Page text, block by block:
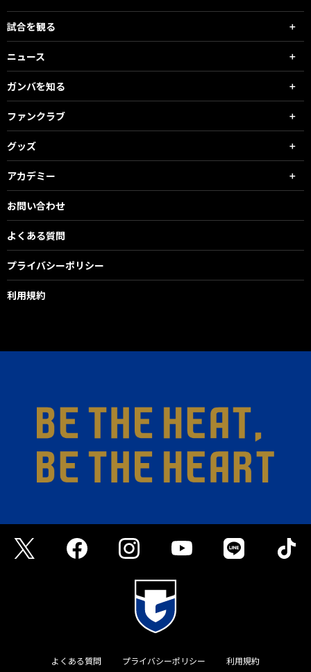
試合を観る
ニュース
ガンバを知る
ファンクラブ
グッズ
アカデミー
お問い合わせ
よくある質問
プライバシーポリシー
利用規約
よくある質問 プライバシーポリシー 利用規約